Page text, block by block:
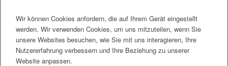
Wir können Cookies anfordern, die auf Ihrem Gerät eingestellt
werden. Wir verwenden Cookies, um uns mitzuteilen, wenn Sie
unsere Websites besuchen, wie Sie mit uns interagieren, Ihre
Nutzererfahrung verbessern und Ihre Beziehung zu unserer
Website anpassen.